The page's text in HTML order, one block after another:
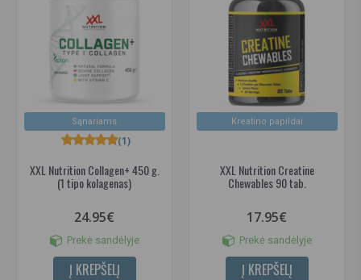
Sąnariams
XXL Nutrition Collagen+ 450 g.
(1 tipo kolagenas)
(1)
24.95€
Prekė sandėlyje
Į KREPŠELĮ
Kreatino papildai
XXL Nutrition Creatine
Chewables 90 tab.
17.95€
Prekė sandėlyje
Į KREPŠELĮ